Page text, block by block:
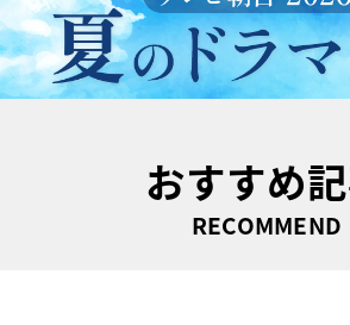
おすすめ
RECOMMEND